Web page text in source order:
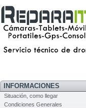
INFORMACIONES
Situación, como llegar
Condiciones Generales